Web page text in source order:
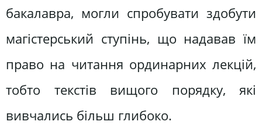
бакалавра, могли спробувати здобути
магістерський ступінь, що надавав їм
право на читання ординарних лекцій,
тобто текстів вищого порядку, які
вивчались більш глибоко.